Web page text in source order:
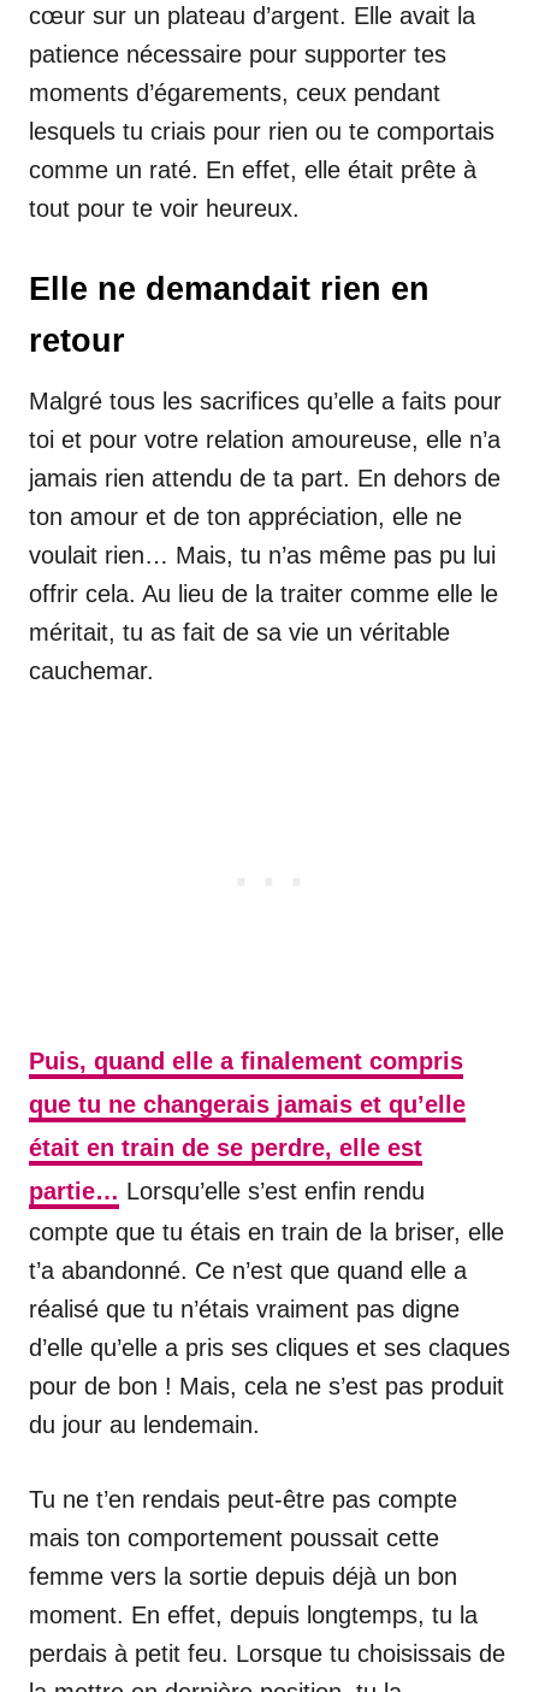
cœur sur un plateau d’argent. Elle avait la
patience nécessaire pour supporter tes
moments d’égarements, ceux pendant
lesquels tu criais pour rien ou te comportais
comme un raté. En effet, elle était prête à
tout pour te voir heureux.
Elle ne demandait rien en
retour
Malgré tous les sacrifices qu’elle a faits pour
toi et pour votre relation amoureuse, elle n’a
jamais rien attendu de ta part. En dehors de
ton amour et de ton appréciation, elle ne
voulait rien… Mais, tu n’as même pas pu lui
offrir cela. Au lieu de la traiter comme elle le
méritait, tu as fait de sa vie un véritable
cauchemar.
Puis, quand elle a finalement compris
que tu ne changerais jamais et qu’elle
était en train de se perdre, elle est
partie… Lorsqu’elle s’est enfin rendu
compte que tu étais en train de la briser, elle
t’a abandonné. Ce n’est que quand elle a
réalisé que tu n’étais vraiment pas digne
d’elle qu’elle a pris ses cliques et ses claques
pour de bon ! Mais, cela ne s’est pas produit
du jour au lendemain.
Tu ne t’en rendais peut-être pas compte
mais ton comportement poussait cette
femme vers la sortie depuis déjà un bon
moment. En effet, depuis longtemps, tu la
perdais à petit feu. Lorsque tu choisissais de